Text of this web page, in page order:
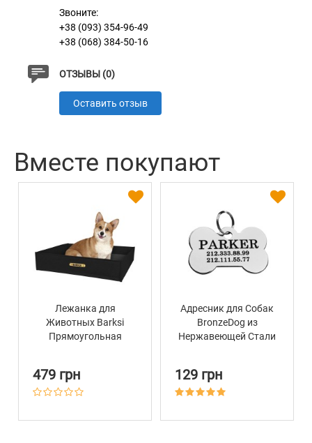
Звоните:
+38 (093) 354-96-49
+38 (068) 384-50-16
ОТЗЫВЫ (0)
Оставить отзыв
Вместе покупают
Лежанка для
Животных Barksi
Прямоугольная
479 грн
Адресник для Собак
BronzeDog из
Нержавеющей Стали
129 грн